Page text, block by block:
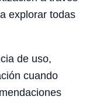
explorar todas
de uso,
cuando